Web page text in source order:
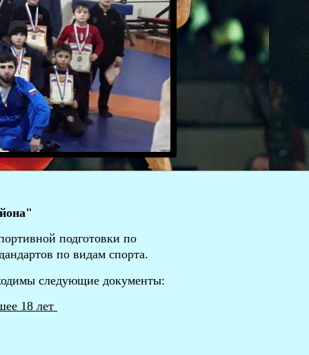
подготовки по
по видам спорта.
следующие документы:
18 лет